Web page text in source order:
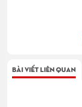
BÀI VIẾT LIÊN QUAN